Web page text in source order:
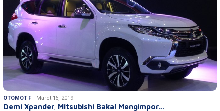
OTOMOTIF Maret 16, 2019
Demi Xpander, Mitsubishi Bakal Mengimpor…